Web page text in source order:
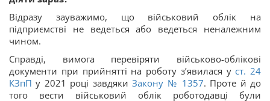
Відразу зауважимо, що військовий облік на
підприємстві не ведеться або ведеться неналежним
чином.
Справді, вимога перевіряти військово-облікові
документи при прийнятті на роботу з’явилася уст. 24
КЗпП у 2021 році завдякиЗакону № 1357. Проте й до
того вести військовий облік роботодавці були